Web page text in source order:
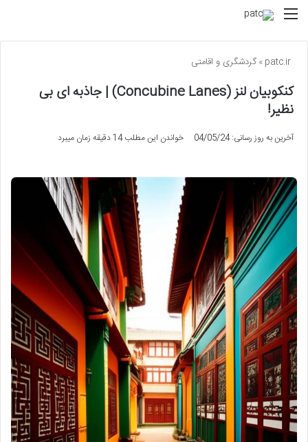
منو
»گردشگری و اقامتی
کنکوبیان لنز (Concubine Lanes) | جاذبه ای بی
نظیر!
آخرین به روز رسانی: 04/05/24 خواندن این مطلب 14 دقیقه زمان میبرد